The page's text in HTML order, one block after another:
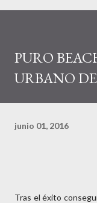
PURO
URBANO
junio 01, 2016
Tras el éxito